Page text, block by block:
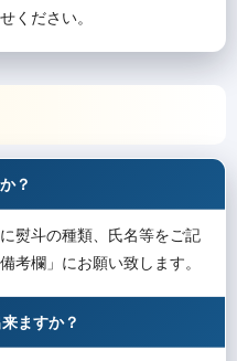
ください。
？
熨斗の種類、氏名等をご記
考欄」にお願い致します。
ますか？